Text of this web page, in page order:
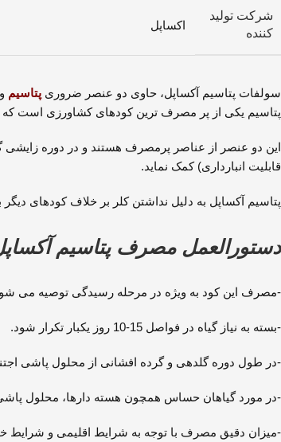
شرکت تولید
کننده
اکساپل
سولفات پتاسیم آکساپل، حاوی دو عنصر ضروری پتاسیم
پتاسیم یکی از پر مصرف ترین کودهای کشاورزی است که
این دو عنصر از عناصر پرمصرف هستند و در دوره
قابلیت انبارداری) کمک نماید.
پتاسیم آکساپل به دلیل نداشتن کلر بر خلاف کودهای
دستورالعمل مصرف پتاسیم
-مصرف این کود به ویژه در مرحله رسیدگی توصیه می
-بسته به نیاز گیاه در فواصل 15-10 روز یکبار تکرار شود.
-در طول دوره گلدهی و گرده افشانی از محلول پاشی
-در مورد گیاهان حساس همچون هسته دارها، محلول پاشی
-میزان دقیق مصرف با توجه به شرایط اقلیمی و شرایط